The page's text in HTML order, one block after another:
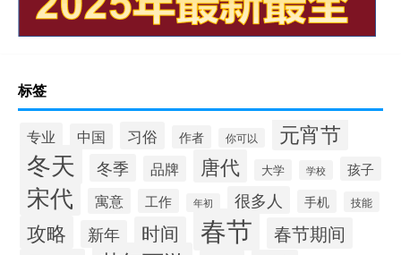
标签
专业 中国 习俗 作者 你可以 元宵节
冬天 冬季 品牌 唐代 大学 学校 孩子
宋代 寓意 工作 年初 很多人 手机 技能
攻略 新年 时间 春节 春节期间